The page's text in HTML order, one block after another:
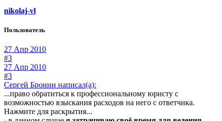
nikolaj-vl
Пользователь
27 Апр 2010
#3
27 Апр 2010
#3
Сергей Бронин написал(а):
...право обратиться к профессиональному юристу с
возможностью взыскания расходов на него с ответчика.
Нажмите для раскрытия...